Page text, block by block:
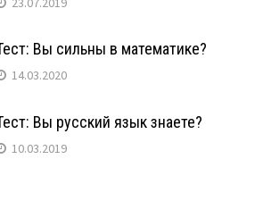
Вы сильны в математике?
14.03.2020
Вы русский язык знаете?
10.03.2019